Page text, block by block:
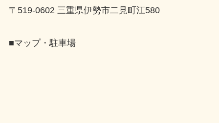
〒519-0602 三重県伊勢市二見町江580
■マップ・駐車場